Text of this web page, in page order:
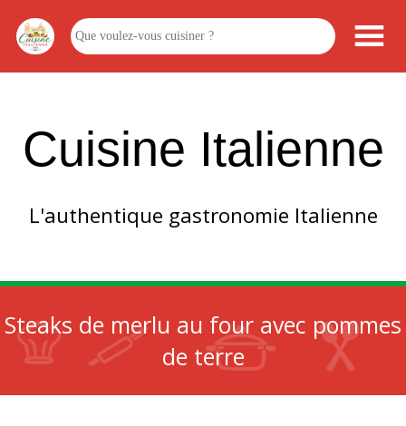
Cuisine Italienne
L'authentique gastronomie Italienne
Steaks de merlu au four avec pommes
de terre